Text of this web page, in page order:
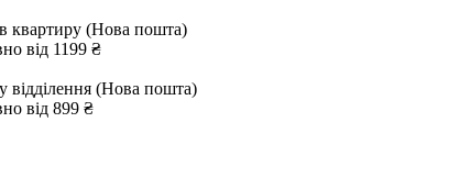
квартиру (Нова пошта)
від 1199 ₴
відділення (Нова пошта)
від 899 ₴